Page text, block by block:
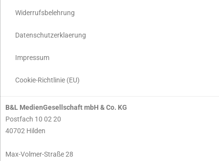
Widerrufsbelehrung
Datenschutzerklaerung
Impressum
Cookie-Richtlinie (EU)
B&L MedienGesellschaft mbH & Co. KG
Postfach 10 02 20
40702 Hilden
Max-Volmer-Straße 28